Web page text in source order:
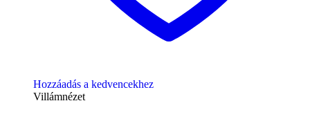
Hozzáadás a kedvencekhez
Villámnézet